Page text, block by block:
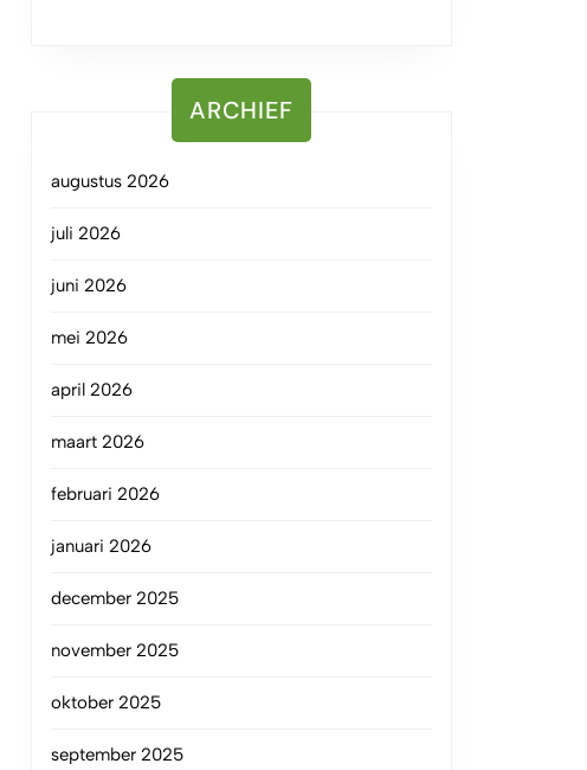
ARCHIEF
augustus 2026
juli 2026
juni 2026
mei 2026
april 2026
maart 2026
februari 2026
januari 2026
december 2025
november 2025
oktober 2025
september 2025